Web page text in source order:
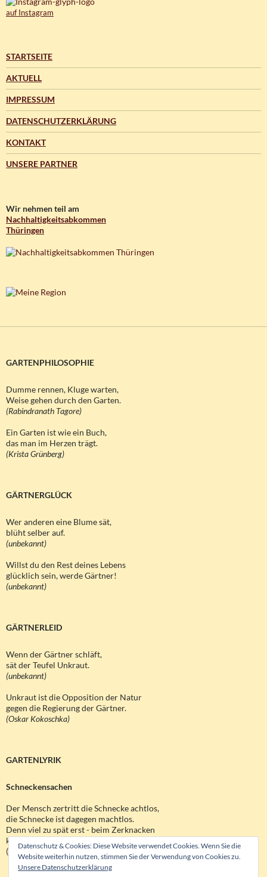
auf Instagram
STARTSEITE
AKTUELL
IMPRESSUM
DATENSCHUTZERKLÄRUNG
KONTAKT
UNSERE PARTNER
Wir nehmen teil am
Nachhaltigkeitsabkommen
Thüringen
GARTENPHILOSOPHIE
Dumme rennen, Kluge warten,
Weise gehen durch den Garten.
(Rabindranath Tagore)
Ein Garten ist wie ein Buch,
das man im Herzen trägt.
(Krista Grünberg)
GÄRTNERGLÜCK
Wer anderen eine Blume sät,
blüht selber auf.
(unbekannt)
Willst du den Rest deines Lebens
glücklich sein, werde Gärtner!
(unbekannt)
GÄRTNERLEID
Wenn der Gärtner schläft,
sät der Teufel Unkraut.
(unbekannt)
Unkraut ist die Opposition der Natur
gegen die Regierung der Gärtner.
(Oskar Kokoschka)
GARTENLYRIK
Schneckensachen
Der Mensch zertritt die Schnecke achtlos,
die Schnecke ist dagegen machtlos.
Denn viel zu spät erst - beim Zerknacken
kann sie ihn beim Gewissen packen.
( Eugen Roth)
Datenschutz & Cookies: Diese Website verwendet Cookies. Wenn Sie die
Website weiterhin nutzen, stimmen Sie der Verwendung von Cookies zu.
Unsere Datenschutzerklärung